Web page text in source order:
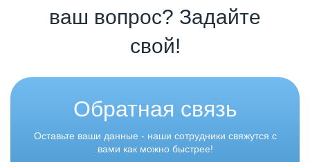
ваш вопрос? Задайте
свой!
Обратная связь
Оставьте ваши данные - наши сотрудники свяжутся с
вами как можно быстрее!